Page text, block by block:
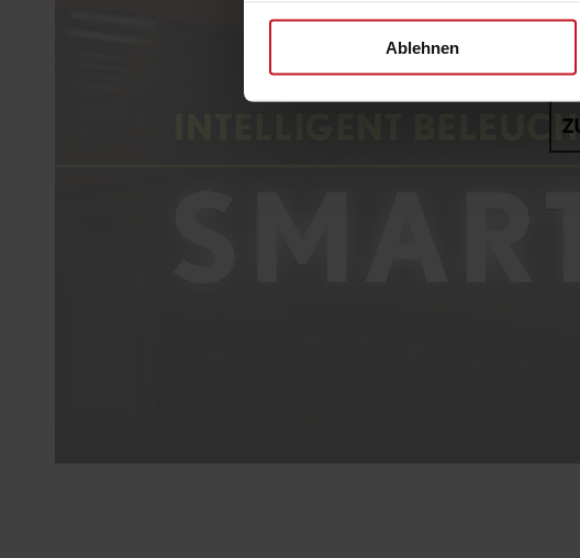
Ablehnen
Zum